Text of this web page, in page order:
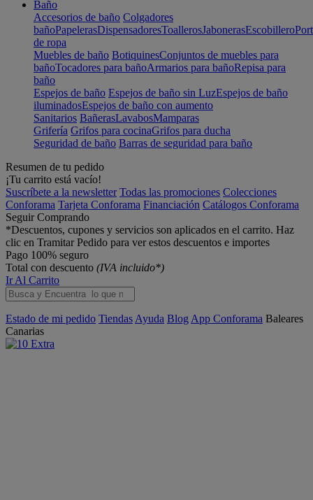
Baño
Accesorios de baño Colgadores
bañoPapelerasDispensadoresToallerosJabonerasEscobillero
de ropa
Muebles de baño BotiquinesConjuntos de muebles para
bañoTocadores para bañoArmarios para bañoRepisa para
baño
Espejos de baño Espejos de baño sin LuzEspejos de baño
iluminadosEspejos de baño con aumento
Sanitarios BañerasLavabosMamparas
Grifería Grifos para cocinaGrifos para ducha
Seguridad de baño Barras de seguridad para baño
Resumen de tu pedido
¡Tu carrito está vacío!
Suscríbete a la newsletter Todas las promociones Colecciones
Conforama Tarjeta Conforama Financiación Catálogos Conforama
Seguir Comprando
*Descuentos, cupones y servicios son aplicados en el carrito. Haz
clic en Tramitar Pedido para ver estos descuentos e importes
Pago 100% seguro
Total con descuento (IVA incluido*)
Ir Al Carrito
Estado de mi pedido Tiendas Ayuda Blog App Conforama Baleares
Canarias